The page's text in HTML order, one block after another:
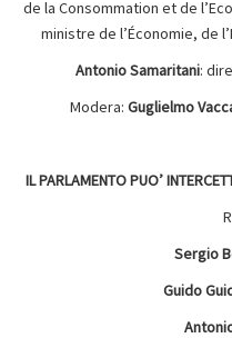
de la Consommation et de
ministre de l’Économie, de
Antonio Samaritani:
Modera: Guglielmo
IL PARLAMENTO PUO’
Sergio
Guido